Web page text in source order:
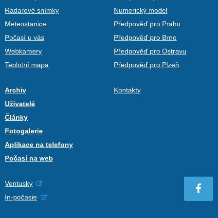
Radarové snímky
Meteostanice
Počasí u vás
Webkamery
Teplotní mapa
Numerický model
Předpověď pro Prahu
Předpověď pro Brno
Předpověď pro Ostravu
Předpověď pro Plzeň
Archiv
Uživatelé
Články
Fotogalerie
Aplikace na telefony
Počasí na web
Kontakty
Ventusky
In-počasie